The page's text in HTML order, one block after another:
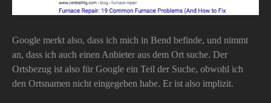
Google merkt also, dass ich mich in Bend befinde, und nimmt
an, dass ich auch einen Anbieter aus dem Ort suche. Der
Ortsbezug ist also für Google ein Teil der Suche, obwohl ich
den Ortsnamen nicht eingegeben habe. Er ist also implizit.